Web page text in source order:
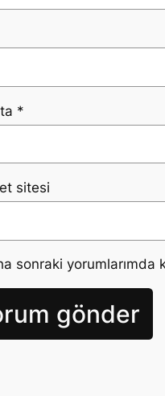
*
sitesi
sonraki yorumlarımda